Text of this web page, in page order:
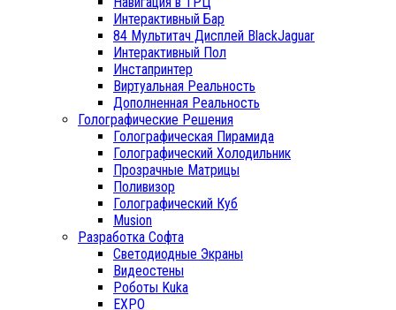
Интерактивный Бар
84 Мультитач Дисплей BlackJaguar
Интерактивный Пол
Инстапринтер
Виртуальная Реальность
Дополненная Реальность
Голографические Решения
Голографическая Пирамида
Голографический Холодильник
Прозрачные Матрицы
Поливизор
Голографический Куб
Musion
Разработка Софта
Светодиодные Экраны
Видеостены
Роботы Kuka
EXPO